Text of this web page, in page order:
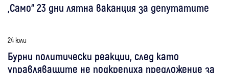
„Само“ 23 дни лятна ваканция за депутатите
24 юли
Бурни политически реакции, след като
управляващите не подкрепиха предложение за